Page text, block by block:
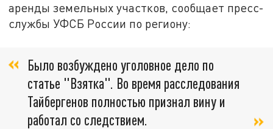
аренды земельных участков, сообщает пресс-
службы УФСБ России по региону:
Было возбуждено уголовное дело по
статье "Взятка". Во время расследования
Тайбергенов полностью признал вину и
работал со следствием.